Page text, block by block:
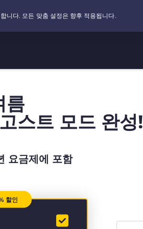
름
스트 모드 완성!
요금제에 포함
할인